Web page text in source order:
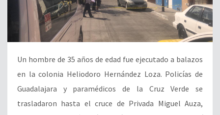
Un hombre de 35 años de edad fue ejecutado a balazos
en la colonia Heliodoro Hernández Loza. Policías de
Guadalajara y paramédicos de la Cruz Verde se
trasladaron hasta el cruce de Privada Miguel Auza,